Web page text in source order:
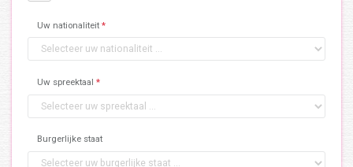
Uw nationaliteit *
Uw spreektaal *
Burgerlijke staat